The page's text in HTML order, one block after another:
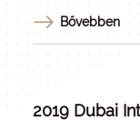
Bővebben
2019 Dubai